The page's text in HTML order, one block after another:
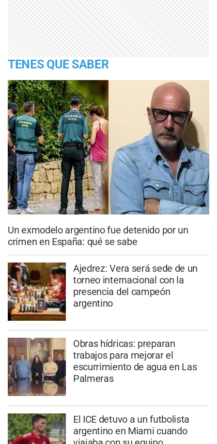
TENES QUE SABER
Un exmodelo argentino fue detenido por un
crimen en España: qué se sabe
Ajedrez: Vera será sede de un
torneo internacional con la
presencia del campeón
argentino
Obras hídricas: preparan
trabajos para mejorar el
escurrimiento de agua en Las
Palmeras
El ICE detuvo a un futbolista
argentino en Miami cuando